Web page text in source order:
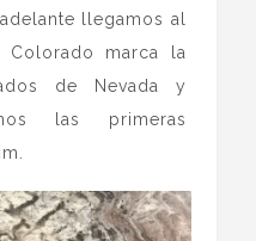
llegamos al
marca la
de Nevada y
las primeras